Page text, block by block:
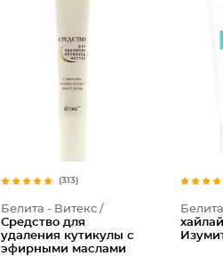
(313)
Белита - Витекс /
Средство для
удаления кутикулы с
эфирными маслами